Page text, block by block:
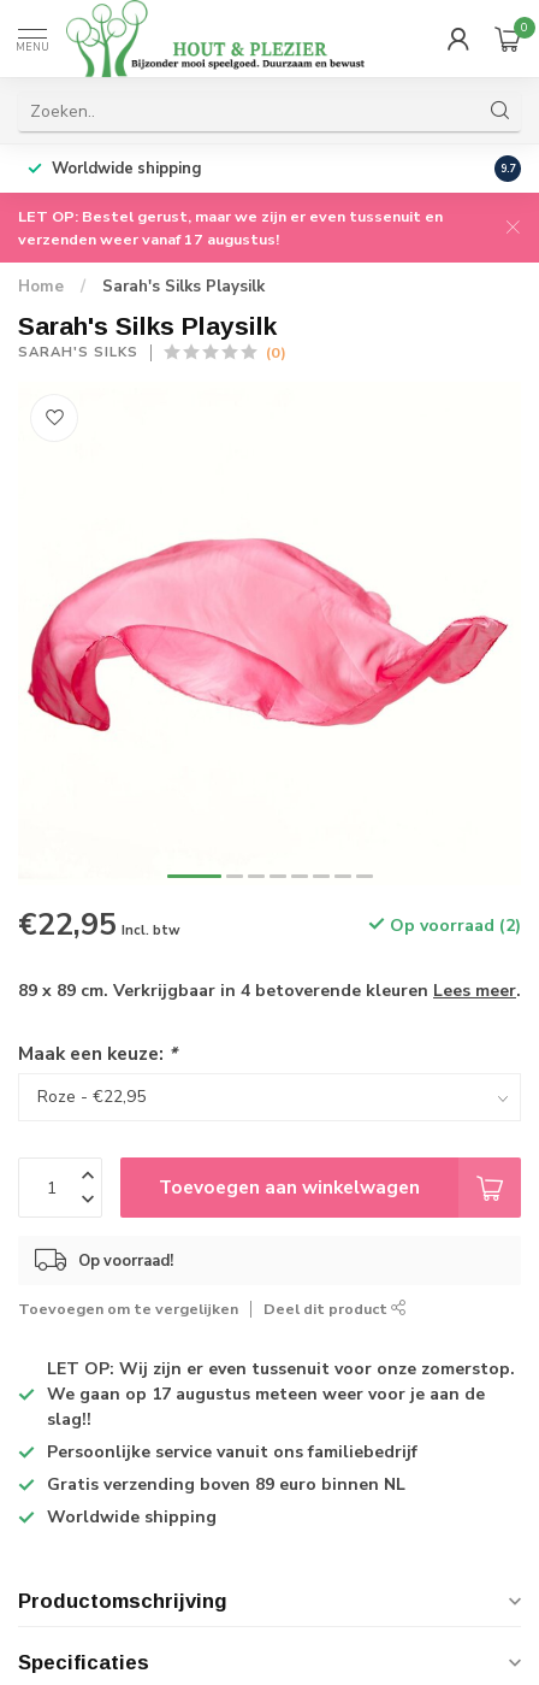
MENU
0
Worldwide shipping 9.7
LET OP: Bestel gerust, maar we zijn er even tussenuit en
verzenden weer vanaf 17 augustus!
Home / Sarah's Silks Playsilk
Sarah's Silks Playsilk
SARAH'S SILKS (0)
€22,95 Incl. btw Op voorraad (2)
89 x 89 cm. Verkrijgbaar in 4 betoverende kleuren Lees meer.
Maak een keuze: *
Toevoegen aan winkelwagen
Op voorraad!
Toevoegen om te vergelijken Deel dit product
LET OP: Wij zijn er even tussenuit voor onze zomerstop.
We gaan op 17 augustus meteen weer voor je aan de
slag!!
Persoonlijke service vanuit ons familiebedrijf
Gratis verzending boven 89 euro binnen NL
Worldwide shipping
Productomschrijving
Specificaties